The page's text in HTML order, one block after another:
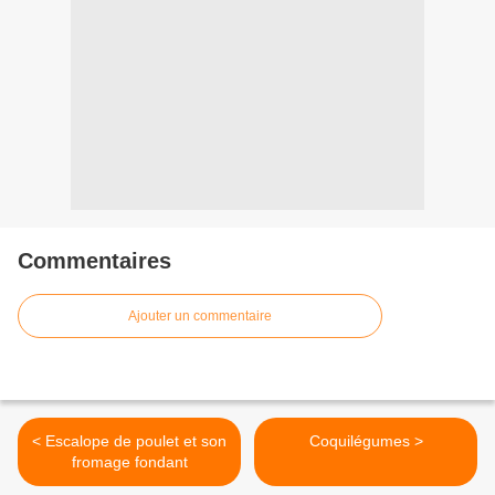
Commentaires
Ajouter un commentaire
< Escalope de poulet et son
fromage fondant
Coquilégumes >